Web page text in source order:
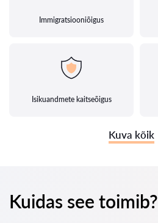
Immigratsiooniõigus
Isikuandmete kaitseõigus
Kuva kõik
Kuidas see toimib?